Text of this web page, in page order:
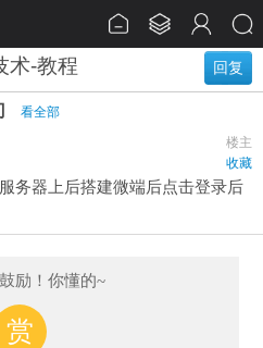
回复
术-教程
看全部
楼主
收藏
务器上后搭建微端后点击登录后
励！你懂的~
赏